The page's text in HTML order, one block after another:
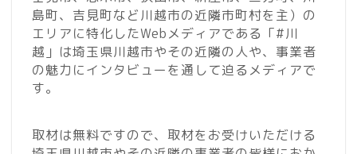
島町、吉見町など川越市の近隣市町村を主）の
エリアに特化したWebメディアである「#川
越」は埼玉県川越市やその近隣の人や、事業者
の魅力にインタビューを通して迫るメディアで
す。
取材は無料ですので、取材をお受けいただける